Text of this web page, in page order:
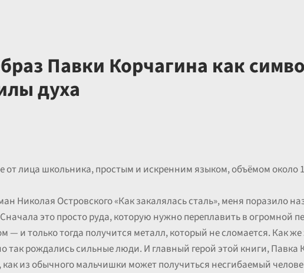
Павки Корчагина как
духа
от лица школьника, простым и искренним языком, объёмом около
Николая Островского «Как закалялась сталь», меня поразило
это просто руда, которую нужно переплавить в огромной
— и только тогда получится металл, который не сломается. Как
так рождались сильные люди. И главный герой этой книги, Павка
из обычного мальчишки может получиться несгибаемый